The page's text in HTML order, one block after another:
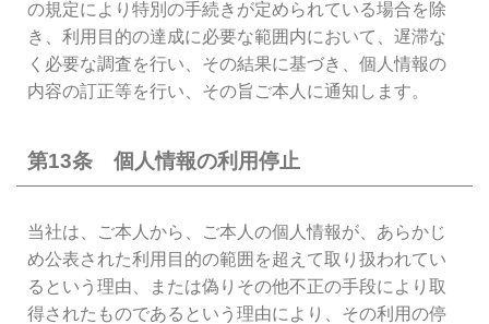
の規定により特別の手続きが定められている場合を除
き、利用目的の達成に必要な範囲内において、遅滞な
く必要な調査を行い、その結果に基づき、個人情報の
内容の訂正等を行い、その旨ご本人に通知します。
第13条 個人情報の利用停止
当社は、ご本人から、ご本人の個人情報が、あらかじ
め公表された利用目的の範囲を超えて取り扱われてい
るという理由、または偽りその他不正の手段により取
得されたものであるという理由により、その利用の停